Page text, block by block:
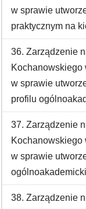
w sprawie
praktycznym na
36. Zarządzenie
Kochanowskiego
w sprawie
profilu
37. Zarządzenie
Kochanowskiego
w sprawie
38. Zarządzenie